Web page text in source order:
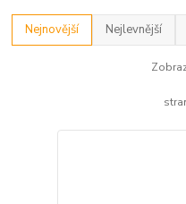
Nejnovější Nejlevnější